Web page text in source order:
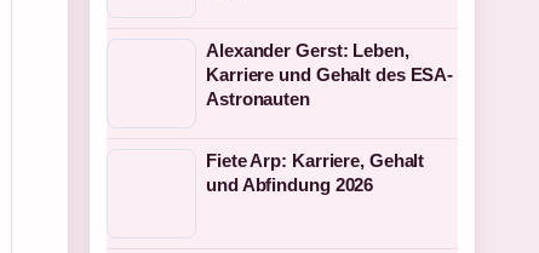
Alexander Gerst: Leben,
Karriere und Gehalt des ESA-
Astronauten
Fiete Arp: Karriere, Gehalt
und Abfindung 2026